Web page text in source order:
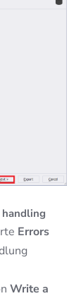
handling
Errors
Write a